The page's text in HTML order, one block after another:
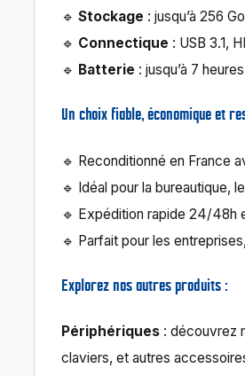
🔹Stockage : jusqu’à 256
🔹 Connectique : USB 3.1,
🔹 Batterie : jusqu’à 7
Un choix fiable, économique et
🔹 Reconditionné en France
🔹 Idéal pour la bureautique,
🔹 Expédition rapide 24/48h
🔹 Parfait pour les
Explorez nos autres produits :
Périphériques : découvrez
claviers, et autres